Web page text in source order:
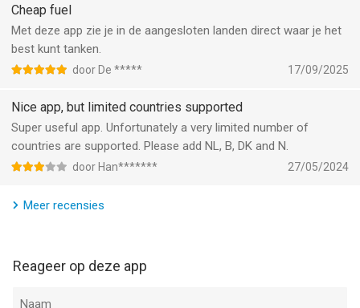
automatically renewed unless automatic renewal is turned off
24 hours before the end of the current period at the latest.
Subscriptions and automatic renewals can be managed or
free trial period will be forfeited when you purchase a
The terms and conditions apply:
https://www.123tanken.de/agb/
met leeftijden vanaf 4 jaar
Informatie voor 1-2-3 Fuelis het laatst vergeleken op 8 Aug om
Cheap fuel
Met deze app zie je in de aangesloten landen direct waar je het
best kunt tanken.
door De ***** 17/09/2025
Nice app, but limited countries supported
Super useful app. Unfortunately a very limited number of
countries are supported. Please add NL, B, DK and N.
door Han******* 27/05/2024
Meer recensies
Reageer op deze app